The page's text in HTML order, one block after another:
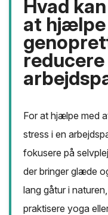
Hvad
at hjælpe
For at hjælpe med
stress i en
fokusere på
der bringer glæde
lang gåtur i
praktisere yoga